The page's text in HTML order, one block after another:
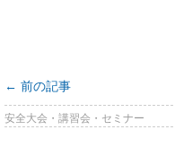
← 前の記事
安全大会・講習会・セミナー